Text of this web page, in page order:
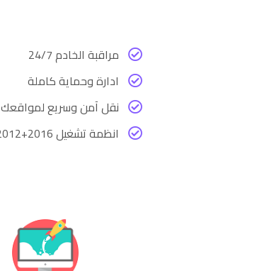
مراقبة الخادم 24/7
ادارة وحماية كاملة
نقل آمن وسريع لمواقعك
انظمة تشغيل Windows Server 2012+2016